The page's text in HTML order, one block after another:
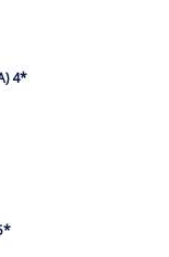
4*